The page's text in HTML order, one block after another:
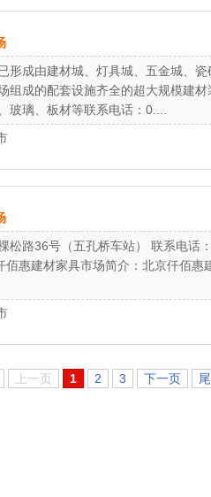
形成由建材城、灯具城、五金城、
组成的配套设施齐全的超大规模建
玻璃、板材等联系电话：0....
松路36号（五孔桥车站） 联系电话
惠建材家具市场简介：北京仟佰惠
上一页 1 2 3 下一页